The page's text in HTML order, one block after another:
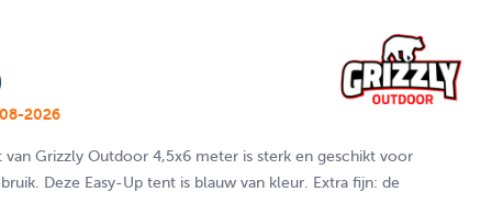
2026
van Grizzly Outdoor 4,5x6 meter is sterk en geschikt voor
Deze Easy-Up tent is blauw van kleur. Extra fijn: de